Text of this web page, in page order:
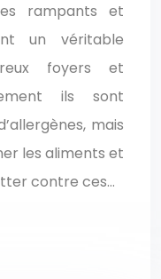
rampants et
un véritable
foyers et
ils sont
mais
les aliments et
contre ces…